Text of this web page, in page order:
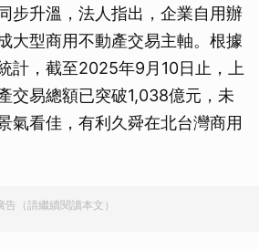
步升溫，法人指出，企業自用辦
大型商用不動產交易主軸。根據
計，截至2025年9月10日止，上
交易總額已突破1,038億元，未
氣看佳，有利久舜在北台灣商用
告（請繼續閱讀本文）